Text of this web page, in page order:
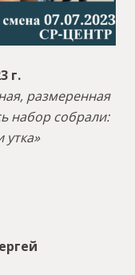
г.
размеренная
набор собрали: